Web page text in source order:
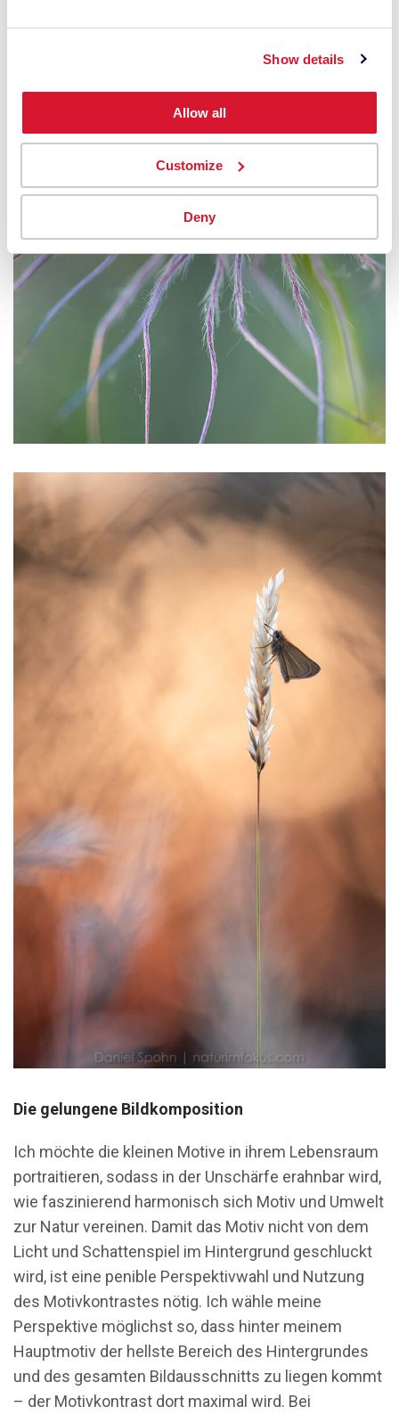
Show details
Allow all
Customize
Deny
Die gelungene Bildkomposition
Ich möchte die kleinen Motive in ihrem Lebensraum
portraitieren, sodass in der Unschärfe erahnbar wird,
wie faszinierend harmonisch sich Motiv und Umwelt
zur Natur vereinen. Damit das Motiv nicht von dem
Licht und Schattenspiel im Hintergrund geschluckt
wird, ist eine penible Perspektivwahl und Nutzung
des Motivkontrastes nötig. Ich wähle meine
Perspektive möglichst so, dass hinter meinem
Hauptmotiv der hellste Bereich des Hintergrundes
und des gesamten Bildausschnitts zu liegen kommt
– der Motivkontrast dort maximal wird. Bei